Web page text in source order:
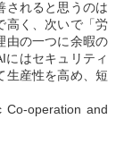
されると思うのは
高く、次いで「労
由の一つに余暇の
はセキュリティ
生産性を高め、短
operation and